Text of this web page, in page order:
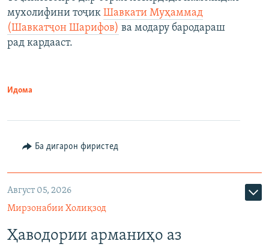
мухолифини тоҷик Шавкати Муҳаммад
(Шавкатҷон Шарифов) ва модару бародараш
рад кардааст.
Идома
Ба дигарон фиристед
Август 05, 2026
Мирзонабии Холиқзод
Ҳаводории арманиҳо аз